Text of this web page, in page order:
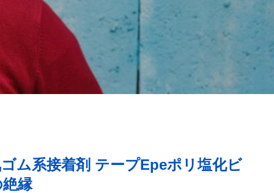
ム系接着剤 テープEpeポリ塩化ビ
縁